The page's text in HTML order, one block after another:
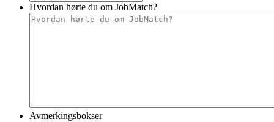
Hvordan hørte du om JobMatch?
Avmerkingsbokser